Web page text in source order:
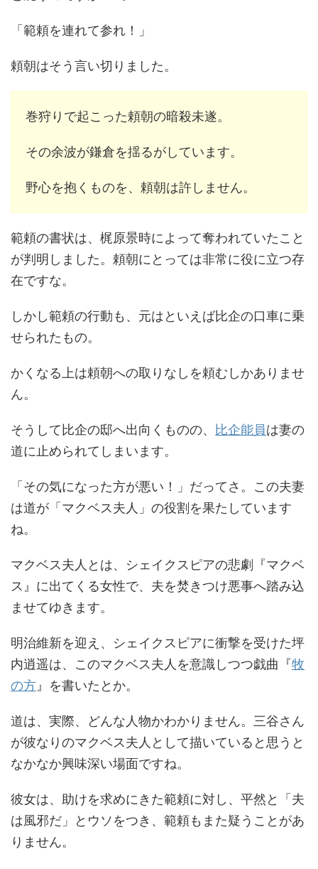
「範頼を連れて参れ！」
頼朝はそう言い切りました。
巻狩りで起こった頼朝の暗殺未遂。
その余波が鎌倉を揺るがしています。
野心を抱くものを、頼朝は許しません。
範頼の書状は、梶原景時によって奪われていたこと
が判明しました。頼朝にとっては非常に役に立つ存
在ですな。
しかし範頼の行動も、元はといえば比企の口車に乗
せられたもの。
かくなる上は頼朝への取りなしを頼むしかありませ
ん。
そうして比企の邸へ出向くものの、 比企能員は妻の
道に止められてしまいます。
「その気になった方が悪い！」だってさ。この夫妻
は道が「マクベス夫人」の役割を果たしています
ね。
マクベス夫人とは、シェイクスピアの悲劇『マクベ
ス』に出てくる女性で、夫を焚きつけ悪事へ踏み込
ませてゆきます。
明治維新を迎え、シェイクスピアに衝撃を受けた坪
内逍遥は、このマクベス夫人を意識しつつ戯曲『牧
の方 』を書いたとか。
道は、実際、どんな人物かわかりません。三谷さん
が彼なりのマクベス夫人として描いていると思うと
なかなか興味深い場面ですね。
彼女は、助けを求めにきた範頼に対し、平然と「夫
は風邪だ」とウソをつき、範頼もまた疑うことがあ
りません。